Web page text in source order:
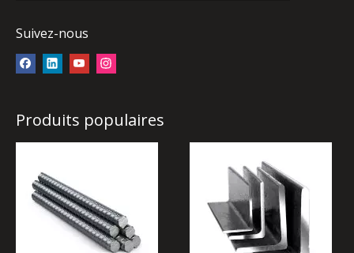
Suivez-nous
Produits populaires